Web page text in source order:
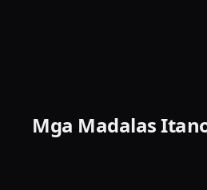
Mga Madalas